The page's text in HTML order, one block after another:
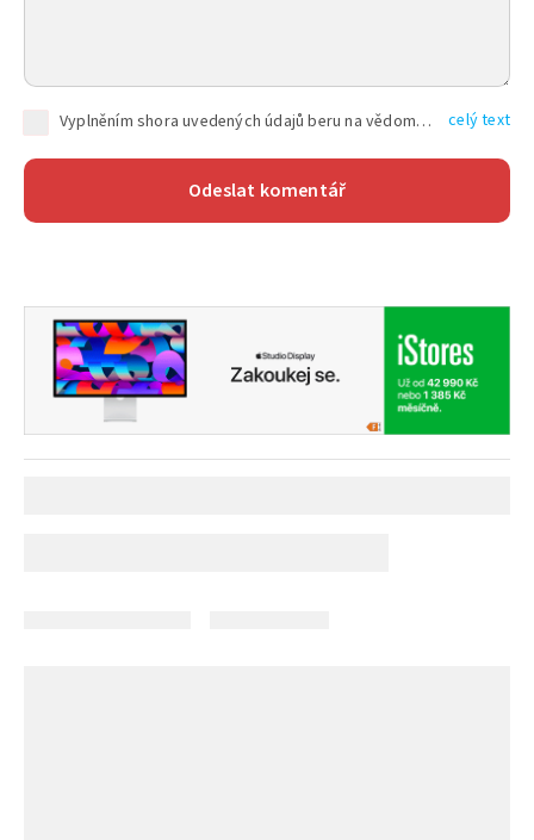
Vyplněním shora uvedených údajů beru na vědomí, že společnost TEXT FACTORY s.r.o., sídlem Brno, Durďákova 336/29, Černá Pole, PSČ: 613 00, IČ: 06157831, zapsané u Krajského soudu v Brně, oddíl C, vložka 100399, bude zpracovávat mé osobní údaje uvedené v rámci mnou vyplněného registračního formuláře na základě oprávněných zájmů TEXT FACTORY s.r.o. dle čl. 6 odst. 1 písm. f) GDPR a pro splnění právních povinností (čl. 6 odst. 1 písm. c) GDPR), a to pro tyto účely: nezbytnost zajistit oprávnění návštěvníka webových stránek provozovaných společností TEXT FACTORY s.r.o. přispívat aktivně ke zveřejněným článkům nebo v rámci diskusních fór a výkon práv TEXT FACTORY s.r.o. jako administrátora těchto diskusních fór. Více informací o zpracování osobních údajů a právech lze nalézt v celý text